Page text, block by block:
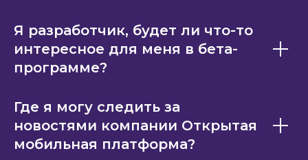
Я разработчик, будет ли что-то
интересное для меня в бета-
программе?
Где я могу следить за
новостями компании Открытая
мобильная платформа?